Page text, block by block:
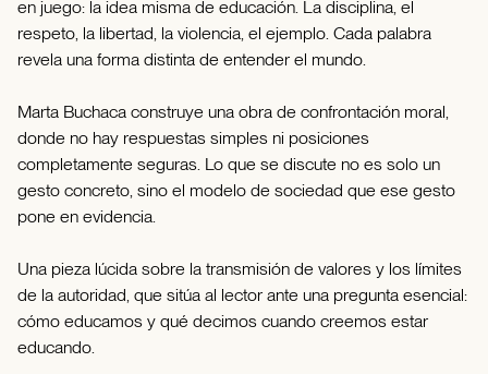
en juego: la idea misma de educación. La disciplina, el
respeto, la libertad, la violencia, el ejemplo. Cada palabra
revela una forma distinta de entender el mundo.
Marta Buchaca construye una obra de confrontación moral,
donde no hay respuestas simples ni posiciones
completamente seguras. Lo que se discute no es solo un
gesto concreto, sino el modelo de sociedad que ese gesto
pone en evidencia.
Una pieza lúcida sobre la transmisión de valores y los límites
de la autoridad, que sitúa al lector ante una pregunta esencial:
cómo educamos y qué decimos cuando creemos estar
educando.